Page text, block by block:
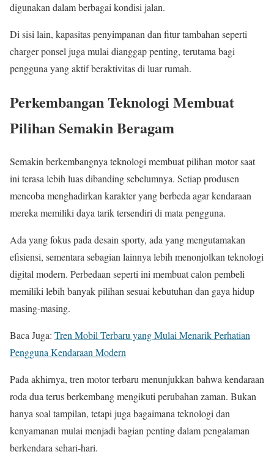
digunakan dalam berbagai kondisi jalan.
Di sisi lain, kapasitas penyimpanan dan fitur tambahan seperti
charger ponsel juga mulai dianggap penting, terutama bagi
pengguna yang aktif beraktivitas di luar rumah.
Perkembangan Teknologi Membuat
Pilihan Semakin Beragam
Semakin berkembangnya teknologi membuat pilihan motor saat
ini terasa lebih luas dibanding sebelumnya. Setiap produsen
mencoba menghadirkan karakter yang berbeda agar kendaraan
mereka memiliki daya tarik tersendiri di mata pengguna.
Ada yang fokus pada desain sporty, ada yang mengutamakan
efisiensi, sementara sebagian lainnya lebih menonjolkan teknologi
digital modern. Perbedaan seperti ini membuat calon pembeli
memiliki lebih banyak pilihan sesuai kebutuhan dan gaya hidup
masing-masing.
Baca Juga: Tren Mobil Terbaru yang Mulai Menarik Perhatian
Pengguna Kendaraan Modern
Pada akhirnya, tren motor terbaru menunjukkan bahwa kendaraan
roda dua terus berkembang mengikuti perubahan zaman. Bukan
hanya soal tampilan, tetapi juga bagaimana teknologi dan
kenyamanan mulai menjadi bagian penting dalam pengalaman
berkendara sehari-hari.